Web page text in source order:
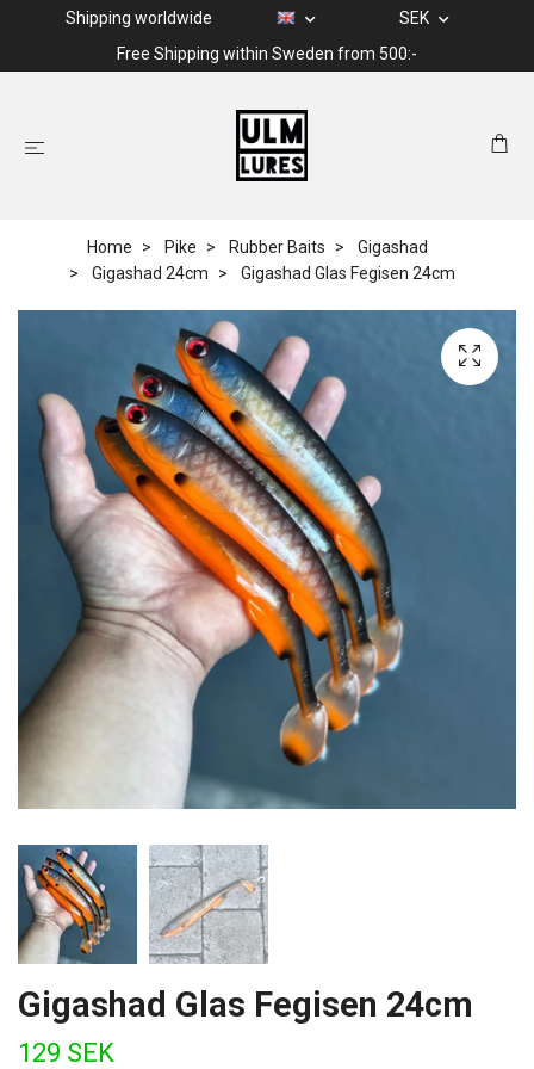
Shipping worldwide
SEK
Free Shipping within Sweden from 500:-
Home Pike Rubber Baits
Gigashad
Gigashad 24cm
Gigashad Glas Fegisen 24cm
Gigashad Glas Fegisen 24cm
129 SEK